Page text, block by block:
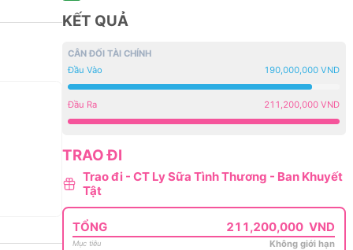
KẾT QUẢ
CÂN ĐỐI TÀI CHÍNH
Đầu Vào
190,000,000 VND
Đầu Ra 211,200,000 VND
TRAO ĐI
Trao đi - CT Ly Sữa Tình Thương - Ban Khuyết
Tật
TỔNG 211,200,000 VND
Mục tiêu Không giới hạn